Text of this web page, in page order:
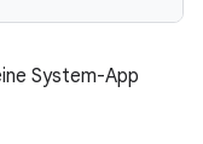
System-App